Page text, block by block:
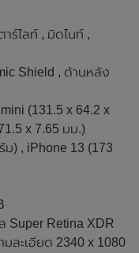
ร์ไลท์ , มิดไนท์ ,
Shield , ด้านหลัง
(131.5 x 64.2 x
x 7.65 มม.)
ม) , iPhone 13 (173
Super Retina XDR
ละเอียด 2340 x 1080